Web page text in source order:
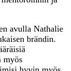
avulla Nathalie
brändin.
myös